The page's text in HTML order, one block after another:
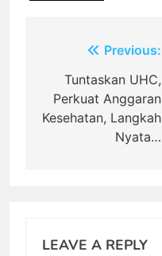
navigation
Previous:
Tuntaskan UHC,
Perkuat Anggaran
Kesehatan, Langkah
Nyata…
LEAVE A REPLY